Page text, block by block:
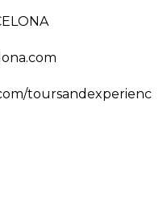
toursandexperienc